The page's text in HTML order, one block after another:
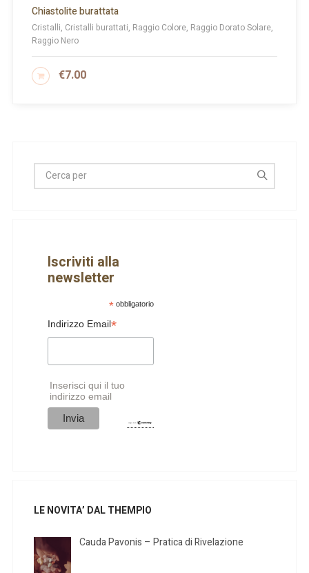
Chiastolite burattata
Cristalli, Cristalli burattati, Raggio Colore, Raggio Dorato Solare,
Raggio Nero
€7.00
AGGIUNGI AL CARRELLO
Iscriviti alla
newsletter
*obbligatorio
Indirizzo Email*
Inserisci qui il tuo
indirizzo email
LE NOVITA’ DAL THEMPIO
Cauda Pavonis – Pratica di Rivelazione